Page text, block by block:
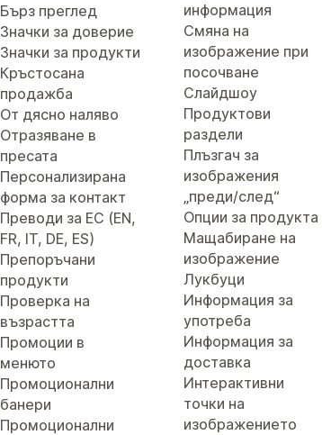
Бърз преглед
Значки за доверие
Значки за продукти
Кръстосана
продажба
От дясно наляво
Отразяване в
пресата
Персонализирана
форма за контакт
Преводи за ЕС (EN,
FR, IT, DE, ES)
Препоръчани
продукти
Проверка на
възрастта
Промоции в
менюто
Промоционални
банери
Промоционални
информация
Смяна на
изображение при
посочване
Слайдшоу
Продуктови
раздели
Плъзгач за
изображения
„преди/след“
Опции за продукта
Мащабиране на
изображение
Лукбуци
Информация за
употреба
Информация за
доставка
Интерактивни
точки на
изображението